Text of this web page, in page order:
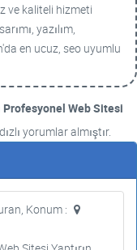
ve kaliteli hizmeti
yazılım,
en ucuz, seo uyumlu
Profesyonel Web Sitesi
yorumlar almıştır.
Konum :